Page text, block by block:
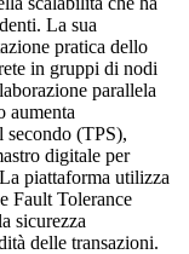
La sua
pratica dello
in gruppi di nodi
parallela
aumenta
secondo (TPS),
digitale per
piattaforma utilizza
Fault Tolerance
sicurezza
delle transazioni.